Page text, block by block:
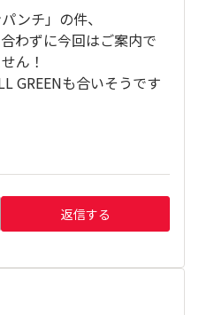
ンチ」の件、
わずに今回はご案内で
ん！
GREENも合いそうです
返信する